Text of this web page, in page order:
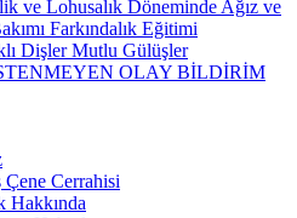
ve Lohusalık Döneminde Ağız ve
Farkındalık Eğitimi
Dişler Mutlu Gülüşler
OLAY BİLDİRİM
Çene Cerrahisi
Hakkında